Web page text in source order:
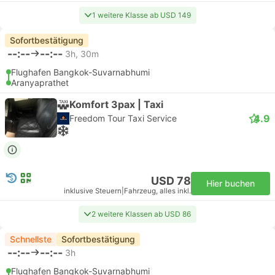
1 weitere Klasse ab USD 149
Sofortbestätigung
--:-- --:-- 3h, 30m
Flughafen Bangkok-Suvarnabhumi
Aranyaprathet
Komfort 3pax | Taxi
Freedom Tour Taxi Service 4.9
USD 78
inklusive Steuern Fahrzeug, alles inkl.
Hier buchen
2 weitere Klassen ab USD 86
Schnellste Sofortbestätigung
--:-- --:-- 3h
Flughafen Bangkok-Suvarnabhumi